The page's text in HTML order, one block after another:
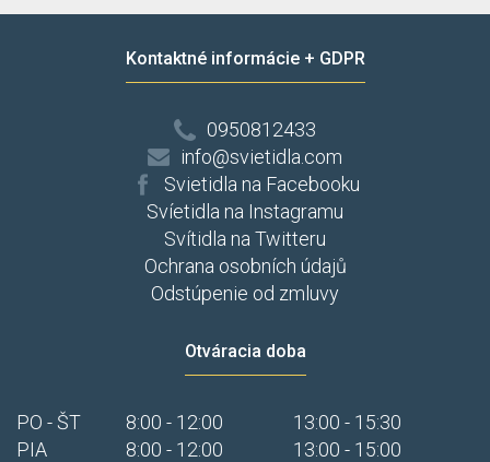
Kontaktné informácie + GDPR
0950812433
info@svietidla.com
Svietidla na Facebooku
Svíetidla na Instagramu
Svítidla na Twitteru
Ochrana osobních údajů
Odstúpenie od zmluvy
Otváracia doba
PO - ŠT 8:00 - 12:00
13:00 - 15:30
PIA
8:00 - 12:00
13:00 - 15:00